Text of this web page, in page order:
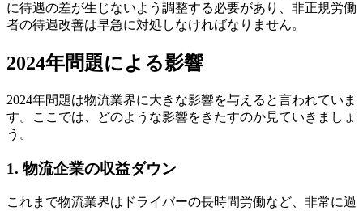
に待遇の差が生じないよう調整する必要があり、非正規労働
者の待遇改善は早急に対処しなければなりません。
2024年問題による影響
2024年問題は物流業界に大きな影響を与えると言われていま
す。ここでは、どのような影響をきたすのか見ていきましょ
う。
1. 物流企業の収益ダウン
これまで物流業界はドライバーの長時間労働など、非常に過